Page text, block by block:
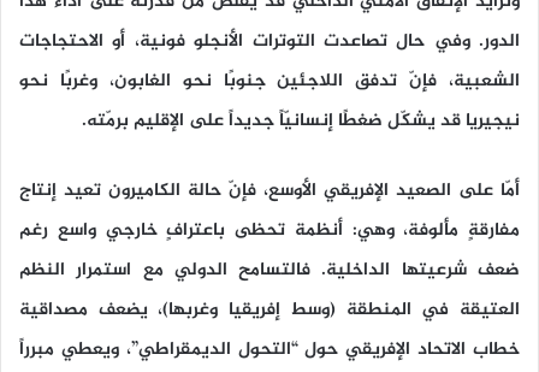
الدور. وفي حال تصاعدت التوترات الأنجلو فونية، أو الاحتجاجات
الشعبية، فإنّ تدفق اللاجئين جنوبًا نحو الغابون، وغربًا نحو
نيجيريا قد يشكّل ضغطًا إنسانيّاً جديداً على الإقليم برمّته.
أمّا على الصعيد الإفريقي الأوسع، فإنّ حالة الكاميرون تعيد إنتاج
مفارقةٍ مألوفة، وهي: أنظمة تحظى باعترافٍ خارجي واسع رغم
ضعف شرعيتها الداخلية. فالتسامح الدولي مع استمرار النظم
العتيقة في المنطقة (وسط إفريقيا وغربها)، يضعف مصداقية
خطاب الاتحاد الإفريقي حول “التحول الديمقراطي”، ويعطي مبرراً